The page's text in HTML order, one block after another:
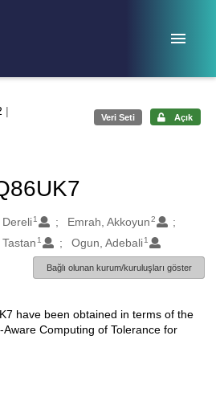
|
Veri Seti Açık
1 Emrah, Akkoyun2
1 Ogun, Adebali 1
Bağlı olunan kurum/kuruluşları göster
have been obtained in terms of the
Computing of Tolerance for